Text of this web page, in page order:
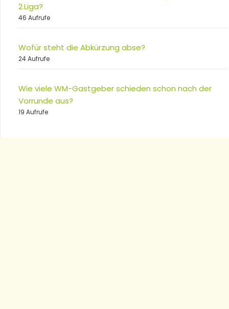
2.Liga?
46 Aufrufe
Wofür steht die Abkürzung abse?
24 Aufrufe
Wie viele WM-Gastgeber schieden schon nach der
Vorrunde aus?
19 Aufrufe